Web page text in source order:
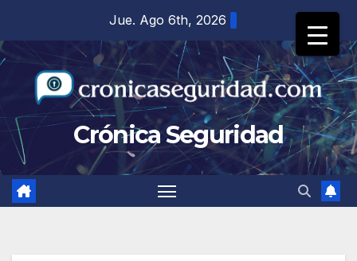
contenido
Jue. Ago 6th, 2026
Crónica Seguridad